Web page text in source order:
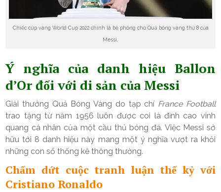
Chiếc cúp vàng World Cup 2022 chính là bệ phóng cho Quả bóng vàng thứ 8 của
Messi.
Ý nghĩa của danh hiệu Ballon
d’Or đối với di sản của Messi
Giải thưởng Quả Bóng Vàng do tạp chí France Football
trao tặng từ năm 1956 luôn được coi là đỉnh cao vinh
quang cá nhân của một cầu thủ bóng đá. Việc Messi sở
hữu tới 8 danh hiệu này mang một ý nghĩa vượt ra khỏi
những con số thống kê thông thường.
Chấm dứt cuộc tranh luận thế kỷ với
Cristiano Ronaldo